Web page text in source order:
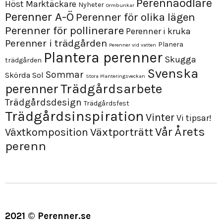
Höst Marktäckare Nyheter Ormbunkar Perennaodlare
Perenner A-Ö Perenner för olika lägen
Perenner för pollinerare Perenner i kruka
Perenner i trädgården Perenner vid vatten Planera
trädgården Plantera perenner Skugga
Skörda Sol Sommar Stora Planteringsveckan Svenska
perennerTrädgårdsarbete
Trädgårdsdesign Trädgårdsfest
Trädgårdsinspiration VinterVi tipsar!
Växtkomposition VäxtporträttVårÅrets
perenn
2021 © Perenner.se